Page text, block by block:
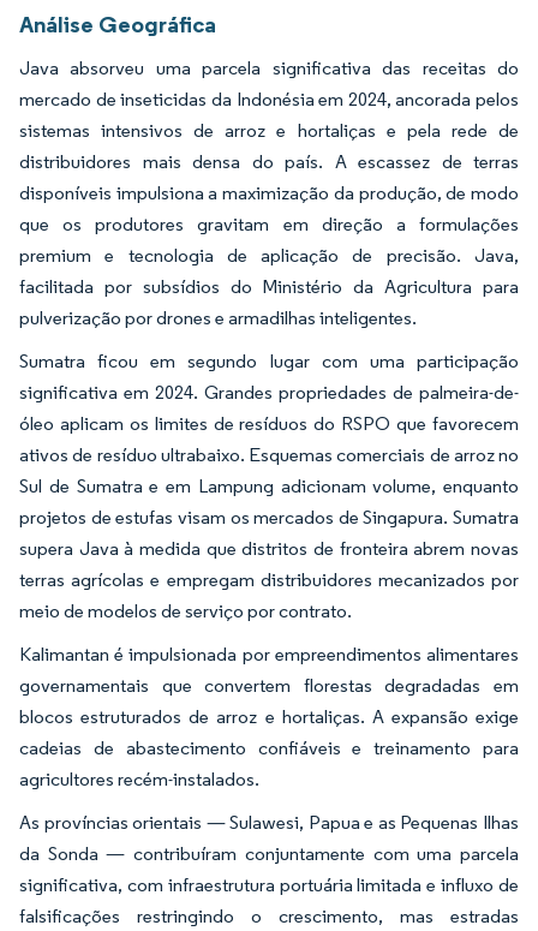
Análise Geográfica
Java absorveu uma parcela significativa das receitas do
mercado de inseticidas da Indonésia em 2024, ancorada pelos
sistemas intensivos de arroz e hortaliças e pela rede de
distribuidores mais densa do país. A escassez de terras
disponíveis impulsiona a maximização da produção, de modo
que os produtores gravitam em direção a formulações
premium e tecnologia de aplicação de precisão. Java,
facilitada por subsídios do Ministério da Agricultura para
pulverização por drones e armadilhas inteligentes.
Sumatra ficou em segundo lugar com uma participação
significativa em 2024. Grandes propriedades de palmeira-de-
óleo aplicam os limites de resíduos do RSPO que favorecem
ativos de resíduo ultrabaixo. Esquemas comerciais de arroz no
Sul de Sumatra e em Lampung adicionam volume, enquanto
projetos de estufas visam os mercados de Singapura. Sumatra
supera Java à medida que distritos de fronteira abrem novas
terras agrícolas e empregam distribuidores mecanizados por
meio de modelos de serviço por contrato.
Kalimantan é impulsionada por empreendimentos alimentares
governamentais que convertem florestas degradadas em
blocos estruturados de arroz e hortaliças. A expansão exige
cadeias de abastecimento confiáveis e treinamento para
agricultores recém-instalados.
As províncias orientais — Sulawesi, Papua e as Pequenas Ilhas
da Sonda — contribuíram conjuntamente com uma parcela
significativa, com infraestrutura portuária limitada e influxo de
falsificações restringindo o crescimento, mas estradas